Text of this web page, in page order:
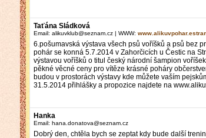
Taťána Sládková
Email: alikuvklub@seznam.cz | WWW:
6.pošumavská výstava všech psů voříšků a psů bez
pohár se konná 5.7.2014 v Zahorčicích u Čestic na
výstavou voříšků o titul český národní šampion
pěkné věcné ceny pro vítěze krásné poháry
budou v prostorách výstavy kde můžete vaším
31.5.2014 přihlášky a propozice najdete na
Hanka
Email: hana.donatova@seznam.cz
Dobrý den, chtěla bych se zeptat kdy bude další